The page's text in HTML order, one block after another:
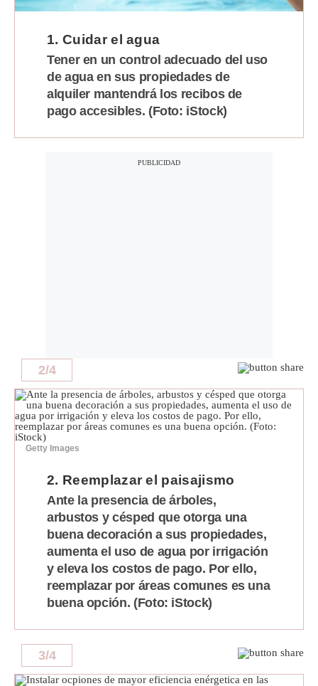
España
Fotogalerías
gestion.pe
¿quiénes
Términos
Condiciones
Privacidad
Politica
Cookies
1. Cuidar el agua
Tener en un control adecuado del uso
de agua en sus propiedades de
alquiler mantendrá los recibos de
pago accesibles. (Foto: iStock)
2/4
Getty Images
2. Reemplazar el paisajismo
Ante la presencia de árboles,
arbustos y césped que otorga una
buena decoración a sus propiedades,
aumenta el uso de agua por irrigación
y eleva los costos de pago. Por ello,
reemplazar por áreas comunes es una
buena opción. (Foto: iStock)
3/4